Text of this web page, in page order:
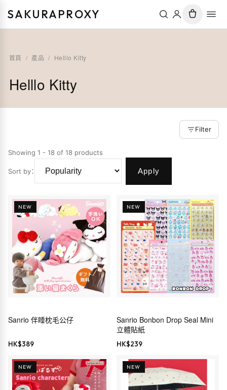
SAKURAPROXY
首頁 / 產品 / Helllo Kitty
Helllo Kitty
Filter
Showing 1 - 18 of 18 products
Sort by： Apply
NEW
Sanrio 伴睡枕毛公仔
HK$389
NEW
Sanrio Bonbon Drop Seal Mini
立體貼紙
HK$239
NEW NEW